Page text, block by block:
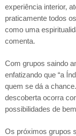
experiência interior,
praticamente todos
como uma
comenta.
Com grupos saindo
enfatizando que “a
quem se dá a
descoberta ocorra
possibilidades de
Os próximos grupos